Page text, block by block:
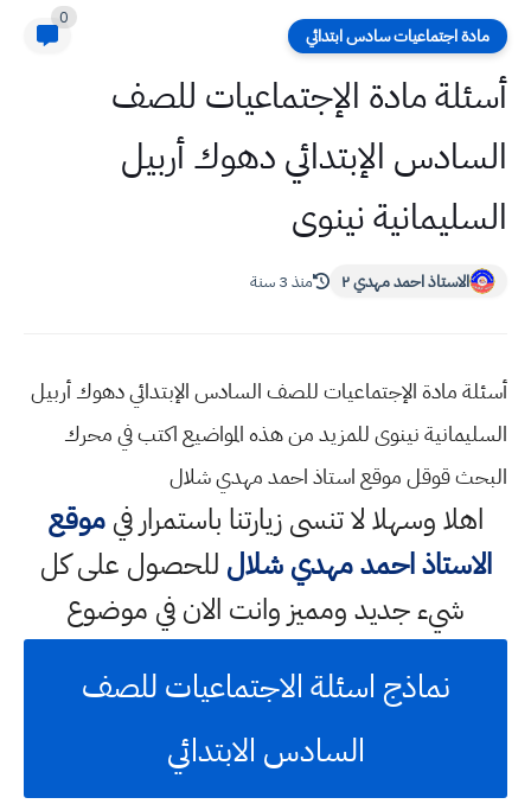
مادة اجتماعيات سادس ابتدائي
0
أسئلة مادة الإجتماعيات للصف
السادس الإبتدائي دهوك أربيل
السليمانية نينوى
الاستاذ احمد مهدي ٢ منذ 3 سنة
أسئلة مادة الإجتماعيات للصف السادس الإبتدائي دهوك أربيل
السليمانية نينوى للمزيد من هذه المواضيع اكتب في محرك
البحث قوقل موقع استاذ احمد مهدي شلال
اهلا وسهلالا تنسى زيارتنا باستمرار فيموقع
الاستاذ احمد مهدي شلال للحصول على كل
شيء جديد ومميز وانت الان في موضوع
نماذج اسئلة الاجتماعيات للصف
السادس الابتدائي